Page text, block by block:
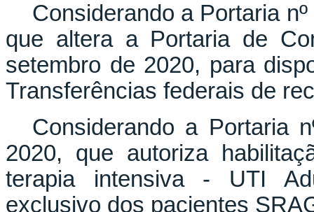
Considerando a Portaria
que altera a Portaria de
setembro de 2020, para
Transferências federais de
Considerando a Portaria
2020, que autoriza
terapia intensiva - UTI
exclusivo dos pacientes